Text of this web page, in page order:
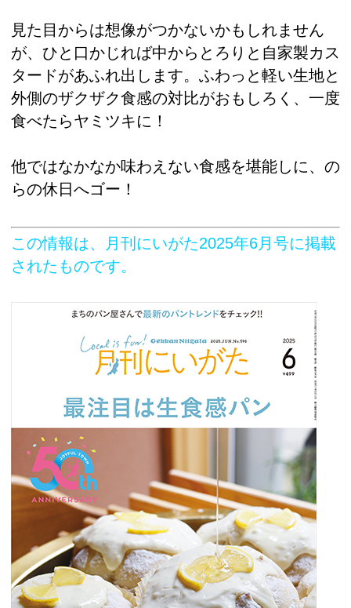
見た目からは想像がつかないかもしれません
が、ひと口かじれば中からとろりと自家製カス
タードがあふれ出します。ふわっと軽い生地と
外側のザクザク食感の対比がおもしろく、一度
食べたらヤミツキに！
他ではなかなか味わえない食感を堪能しに、の
らの休日へゴー！
この情報は、月刊にいがた2025年6月号に掲載
されたものです。